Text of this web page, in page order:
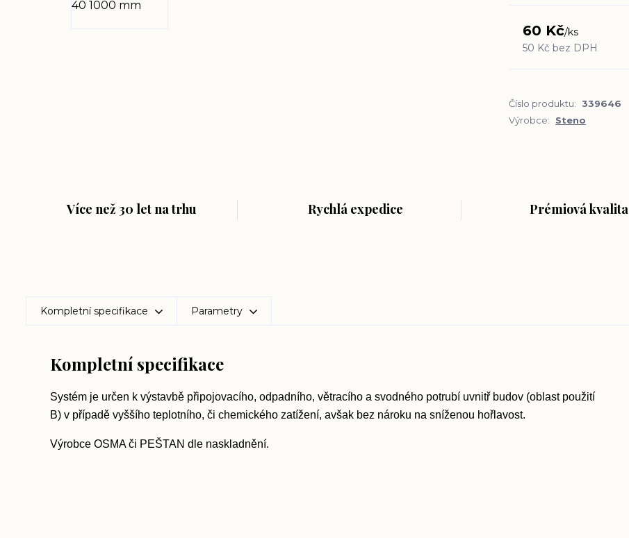
60 Kč/ks
50 Kč bez DPH
Číslo produktu: 339646
Výrobce:
Steno
Více než 30 let na trhu Rychlá expedice Prémiová kvalita
Kompletní specifikace Parametry
Kompletní specifikace
Systém je určen k výstavbě připojovacího, odpadního, větracího a svodného potrubí uvnitř budov (oblast použití
B) v případě vyššího teplotního, či chemického zatížení, avšak bez nároku na sníženou hořlavost.
Výrobce OSMA či PEŠTAN dle naskladnění.